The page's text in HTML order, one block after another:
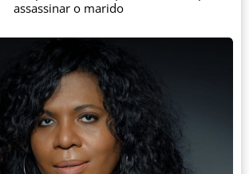
assassinar o marido